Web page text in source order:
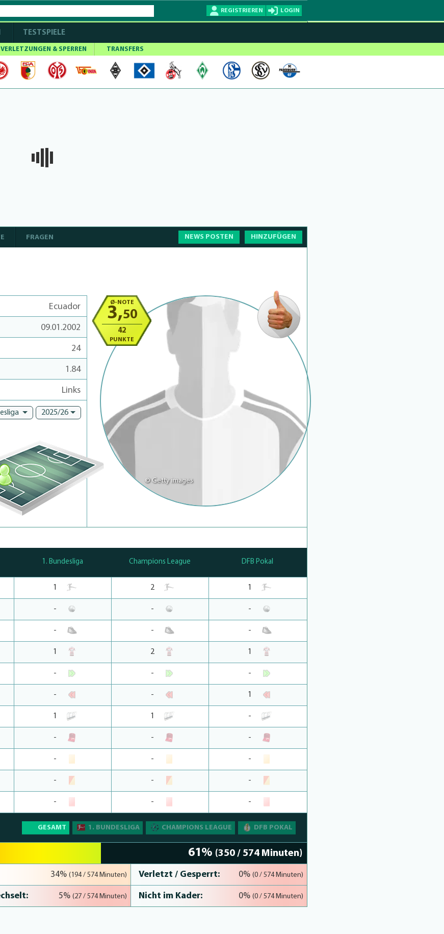
REGISTRIEREN LOGIN
TESTSPIELE
VERLETZUNGEN & SPERREN TRANSFERS
FRAGEN NEWS POSTEN HINZUFÜGEN
Ecuador
09.01.2002
24
1.84
Links
2025/26
© Getty images
Ø-NOTE
3,50
42
PUNKTE
1. Bundesliga Champions League DFB Pokal
1 2 1
- - -
- - -
1 2 1
- - -
- - 1
1 1 -
- - -
- - -
- - -
- - -
GESAMT 1. BUNDESLIGA CHAMPIONS LEAGUE DFB POKAL
61% (350 / 574 Minuten)
34% (194 / 574 Minuten) Verletzt / Gesperrt: 0% (0 / 574 Minuten)
5% (27 / 574 Minuten) Nicht im Kader: 0% (0 / 574 Minuten)